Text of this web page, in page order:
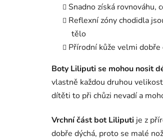
Snadno získá rovnováhu,
Reflexní zóny chodidla
tělo
Přírodní kůže velmi
Boty Liliputi se mohou nosit
vlastně každou druhou
dítěti to při chůzi nevadí a
Vrchní část bot Liliputi je z
dobře dýchá, proto se malé